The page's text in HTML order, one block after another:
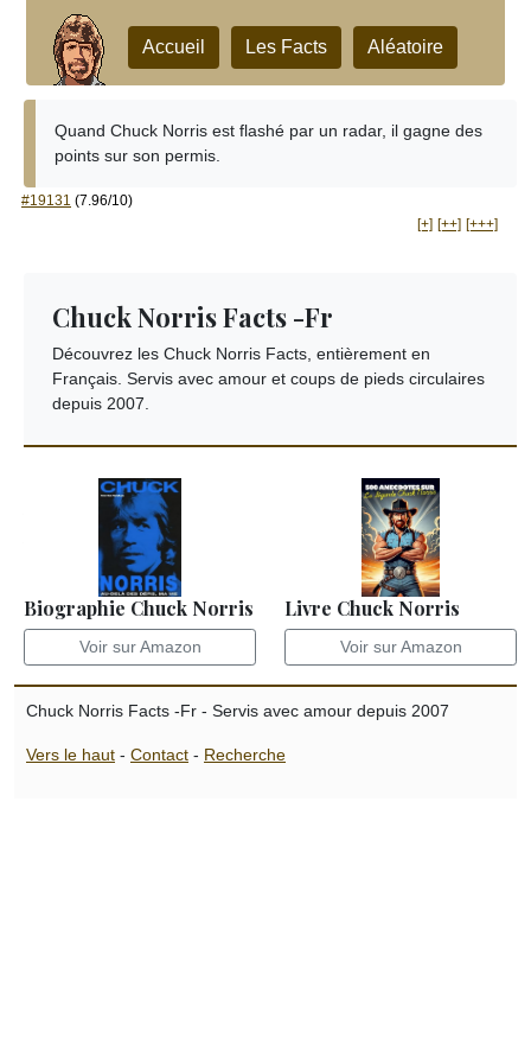
Accueil Les Facts Aléatoire
Quand Chuck Norris est flashé par un radar, il gagne des
points sur son permis.
#19131 (7.96/10)
[+] [++] [+++]
Chuck Norris Facts -Fr
Découvrez les Chuck Norris Facts, entièrement en
Français. Servis avec amour et coups de pieds circulaires
depuis 2007.
Biographie Chuck Norris
Voir sur Amazon
Livre Chuck Norris
Voir sur Amazon
Chuck Norris Facts -Fr - Servis avec amour depuis 2007
Vers le haut - Contact - Recherche